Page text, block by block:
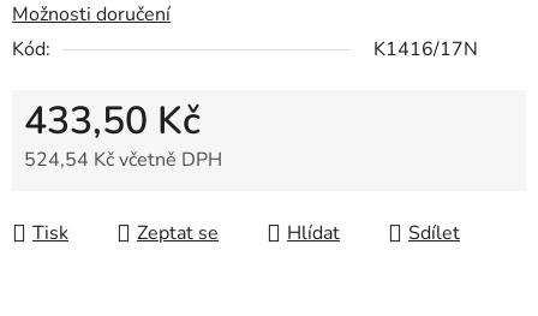
Možnosti doručení
Kód:
K1416/17N
433,50 Kč
524,54 Kč včetně DPH
Tisk
Zeptat se Hlídat Sdílet